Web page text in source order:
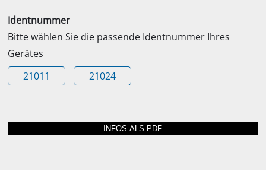
Identnummer
Bitte wählen Sie die passende Identnummer Ihres
Gerätes
21011
21024